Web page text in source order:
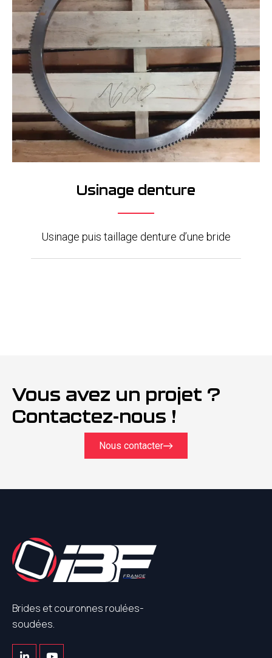
Usinage denture
Usinage puis taillage denture d’une bride
Vous avez un projet ?
Contactez-nous !
Nous contacter
Brides et couronnes roulées-
soudées.